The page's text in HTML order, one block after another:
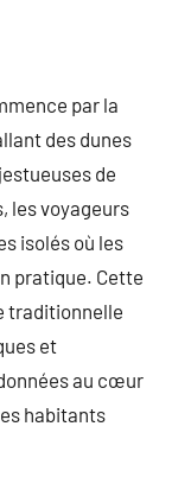
par la
des dunes
de
les voyageurs
isolés où les
pratique. Cette
traditionnelle
et
au cœur
habitants